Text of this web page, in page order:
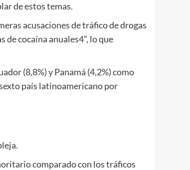
de estos temas.
acusaciones de tráfico de drogas
cocaína anuales4”, lo que
(8,8%) y Panamá (4,2%) como
país latinoamericano por
comparado con los tráficos